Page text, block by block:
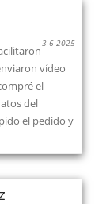
3-6-2025
vídeo
el
del
el pedido y